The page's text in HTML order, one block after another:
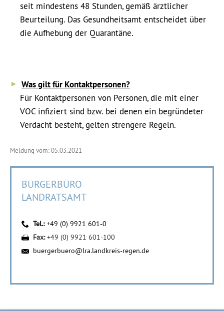
seit mindestens 48 Stunden, gemäß ärztlicher
Beurteilung. Das Gesundheitsamt entscheidet über
die Aufhebung der Quarantäne.
Was gilt für Kontaktpersonen?
Für Kontaktpersonen von Personen, die mit einer
VOC infiziert sind bzw. bei denen ein begründeter
Verdacht besteht, gelten strengere Regeln.
Meldung vom: 05.03.2021
BÜRGERBÜRO
LANDRATSAMT
Tel.:+49 (0) 9921 601-0
Fax:+49 (0) 9921 601-100
buergerbuero@lra.landkreis-regen.de